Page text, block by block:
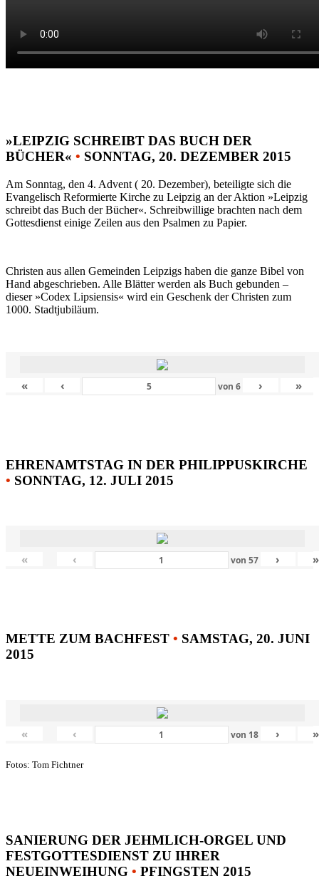
»LEIPZIG SCHREIBT DAS BUCH DER
BÜCHER« • SONNTAG, 20. DEZEMBER 2015
Am Sonntag, den 4. Advent ( 20. Dezember), beteiligte sich die
Evangelisch Reformierte Kirche zu Leipzig an der Aktion »Leipzig
schreibt das Buch der Bücher«. Schreibwillige brachten nach dem
Gottesdienst einige Zeilen aus den Psalmen zu Papier.
Christen aus allen Gemeinden Leipzigs haben die ganze Bibel von
Hand abgeschrieben. Alle Blätter werden als Buch gebunden –
dieser »Codex Lipsiensis« wird ein Geschenk der Christen zum
1000. Stadtjubiläum.
« ‹ von6 › »
EHRENAMTSTAG IN DER PHILIPPUSKIRCHE
• SONNTAG, 12. JULI 2015
« ‹ von 57 › »
METTE ZUM BACHFEST • SAMSTAG, 20. JUNI
2015
« ‹ von 18 › »
Fotos: Tom Fichtner
SANIERUNG DER JEHMLICH-ORGEL UND
FESTGOTTESDIENST ZU IHRER
NEUEINWEIHUNG • PFINGSTEN 2015